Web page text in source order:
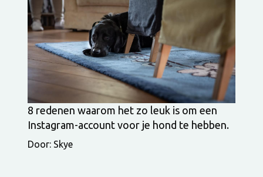
8 redenen waarom het zo leuk is om een
Instagram-account voor je hond te hebben.
Door: Skye